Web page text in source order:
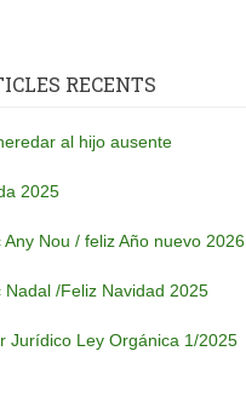
RECENTS
al hijo ausente
2025
Any Nou / feliz Año nuevo 2026
Nadal /Feliz Navidad 2025
Jurídico Ley Orgánica 1/2025